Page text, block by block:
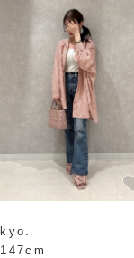
kyo.
147cm